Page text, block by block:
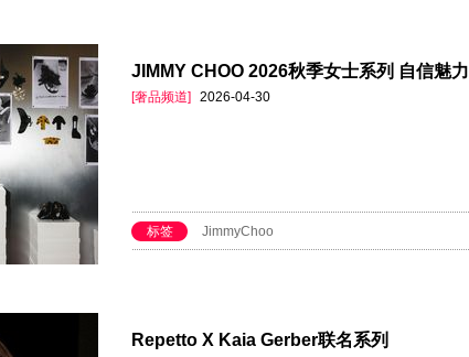
JIMMY CHOO 2026秋季女士系列 自信魅力
[奢品频道] 2026-04-30
标签 JimmyChoo
Repetto X Kaia Gerber联名系列